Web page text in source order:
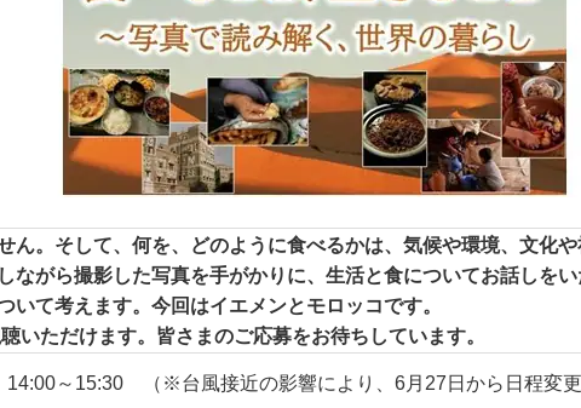
ん。そして、何を、どのように食べるかは、気候や環境、文化
ながら撮影した写真を手がかりに、生活と食についてお話しを
て考えます。今回はイエメンとモロッコです。
いただけます。皆さまのご応募をお待ちしています。
～15:30 （※台風接近の影響により、6月27日から日程変更